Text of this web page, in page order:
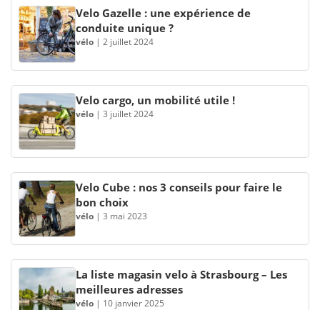
Velo Gazelle : une expérience de
conduite unique ?
vélo | 2 juillet 2024
Velo cargo, un mobilité utile !
vélo | 3 juillet 2024
Velo Cube : nos 3 conseils pour faire le
bon choix
vélo | 3 mai 2023
La liste magasin velo à Strasbourg – Les
meilleures adresses
vélo | 10 janvier 2025